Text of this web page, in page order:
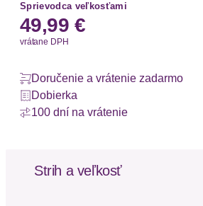
Sprievodca veľkosťami
49,99 €
vrátane DPH
Doručenie a vrátenie zadarmo
Dobierka
100 dní na vrátenie
Strih a veľkosť